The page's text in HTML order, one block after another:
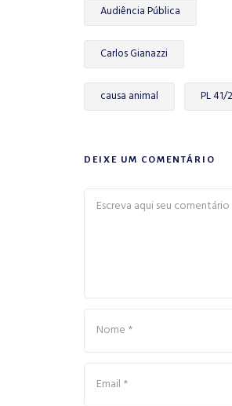
Audiência Pública
Carlos Gianazzi
causa animal PL 41/
DEIXE UM COMENTÁRIO